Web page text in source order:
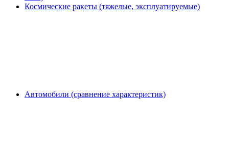
Космические ракеты (тяжелые, эксплуатируемые)
Автомобили (сравнение характеристик)